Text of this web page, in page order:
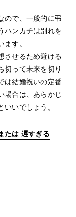
ので、一般的に弔
ハンカチは別れを
す。
させるため避ける
切って未来を切り
は結婚祝いの定番
場合は、あらかじ
いでしょう。
たは 遅すぎる